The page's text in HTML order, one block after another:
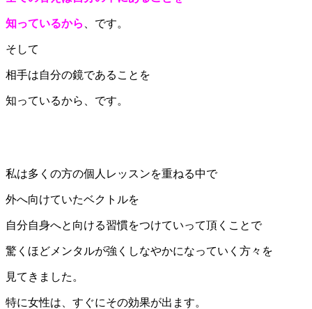
知っているから 、です。
そして
相手は自分の鏡であることを
知っているから、です。
私は多くの方の個人レッスンを重ねる中で
外へ向けていたベクトルを
自分自身へと向ける習慣をつけていって頂くことで
驚くほどメンタルが強くしなやかになっていく方々を
見てきました。
特に女性は、すぐにその効果が出ます。